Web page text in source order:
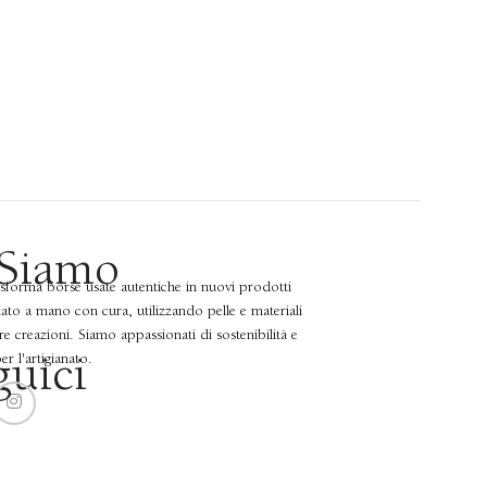
borse usate autentiche in nuovi prodotti
a mano con cura, utilizzando pelle e materiali
creazioni. Siamo appassionati di sostenibilità e
l'artigianato.